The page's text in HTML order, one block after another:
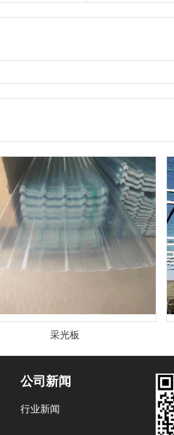
采光板
公司新闻
行业新闻